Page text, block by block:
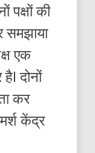
पक्षों की
समझाया
एक
दोनों
कर
केंद्र